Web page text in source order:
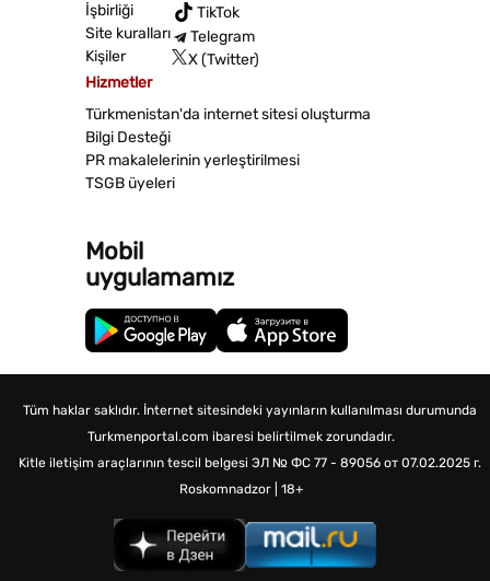
İşbirliği
Site kuralları
Kişiler
TikTok
Telegram
X (Twitter)
Hizmetler
Türkmenistan'da internet sitesi oluşturma
Bilgi Desteği
PR makalelerinin yerleştirilmesi
TSGB üyeleri
Mobil
uygulamamız
Tüm haklar saklıdır. İnternet sitesindeki yayınların kullanılması durumunda
Turkmenportal.com ibaresi belirtilmek zorundadır.
Kitle iletişim araçlarının tescil belgesi ЭЛ № ФС 77 - 89056 от 07.02.2025 г.
Roskomnadzor | 18+